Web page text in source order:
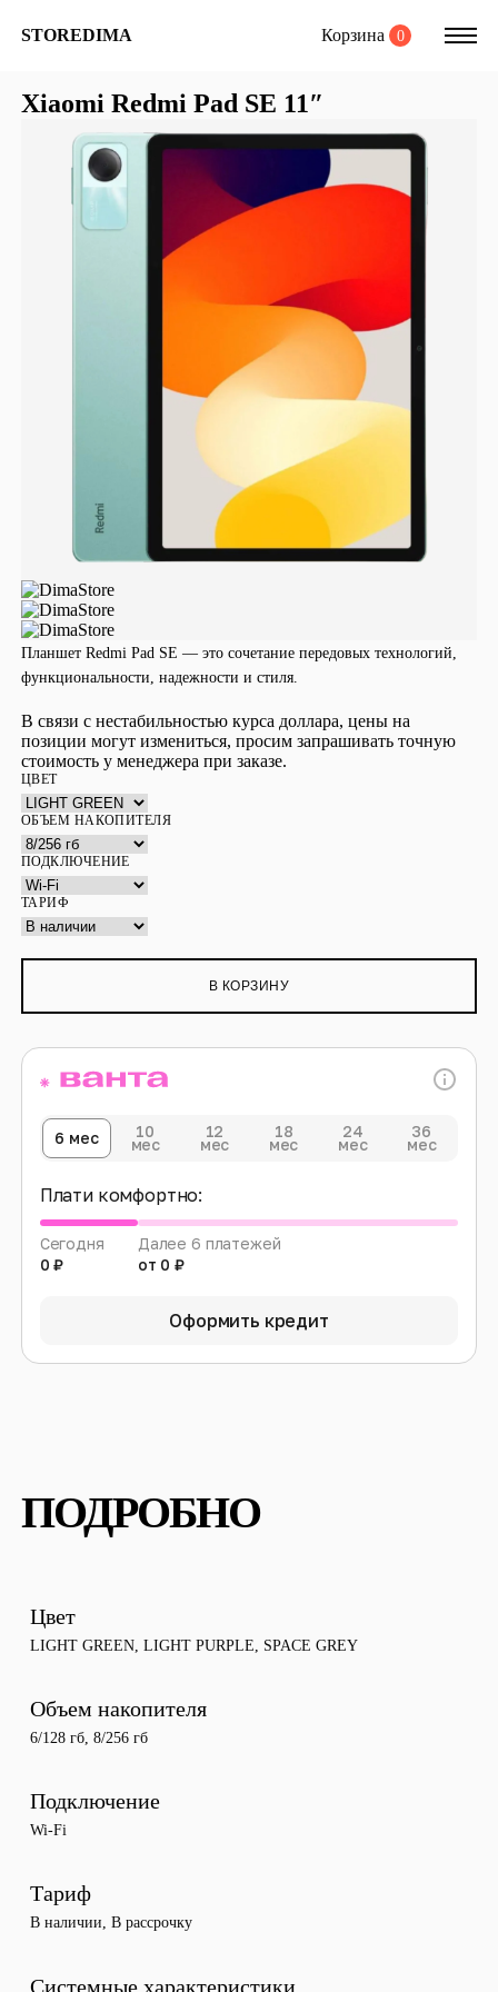
STOREDIMA Корзина 0
Xiaomi Redmi Pad SE 11″
Планшет Redmi Pad SE — это сочетание передовых технологий,
функциональности, надежности и стиля.
В связи с нестабильностью курса доллара, цены на
позиции могут измениться, просим запрашивать точную
стоимость у менеджера при заказе.
ЦВЕТ
ОБЪЕМ НАКОПИТЕЛЯ
ПОДКЛЮЧЕНИЕ
ТАРИФ
В КОРЗИНУ
6 мес 10
мес
12
мес
18
мес
24
мес
36
мес
Плати комфортно:
Сегодня
0 ₽
Далее 6 платежей
от 0 ₽
Оформить кредит
ПОДРОБНО
Цвет
LIGHT GREEN, LIGHT PURPLE SPACE GREY
Объем накопителя
6/128 гб, 8/256 гб
Подключение
Wi-Fi
Тариф
В наличии, В рассрочку
Системные характеристики